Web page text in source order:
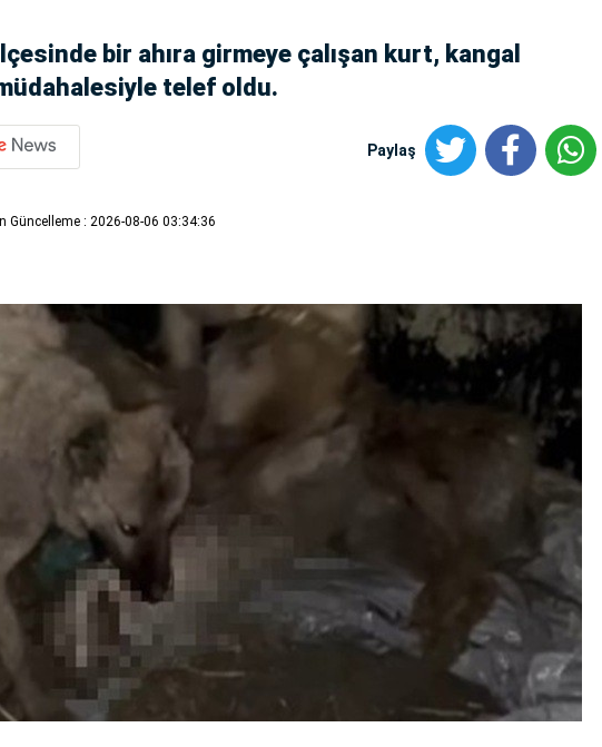
bir ahıra girmeye çalışan kurt, kangal
telef oldu.
Paylaş
Güncelleme : 2026-08-06 03:34:36